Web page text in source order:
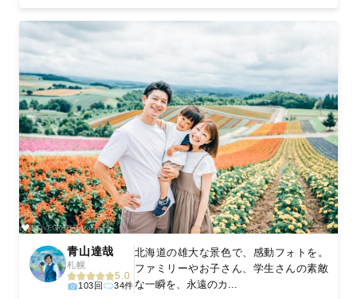
青山達哉
札幌
5.0
103回 34件
北海道の雄大な景色で、感動フォトを。
ファミリーやお子さん、学生さんの素敵
な一瞬を、永遠のカ...